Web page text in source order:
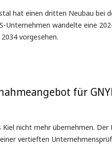
hat einen dritten Neubau bei
Unternehmen wandelte eine
vorgesehen.
für
Kiel nicht mehr übernehmen.
vertieften